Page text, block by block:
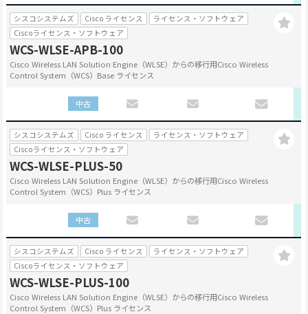
シスコシステムズ Cisco ライセンス
ライセンス・ソフトウェア
Ciscoライセンス・ソフトウェア
WCS-WLSE-APB-100
Cisco Wireless LAN Solution Engine（WLSE）からの移行用Cisco Wireless
Control System（WCS）Base ライセンス
中古
シスコシステムズ Cisco ライセンス
ライセンス・ソフトウェア
Ciscoライセンス・ソフトウェア
WCS-WLSE-PLUS-50
Cisco Wireless LAN Solution Engine（WLSE）からの移行用Cisco Wireless
Control System（WCS）Plus ライセンス
中古
シスコシステムズ Cisco ライセンス
ライセンス・ソフトウェア
Ciscoライセンス・ソフトウェア
WCS-WLSE-PLUS-100
Cisco Wireless LAN Solution Engine（WLSE）からの移行用Cisco Wireless
Control System（WCS）Plus ライセンス